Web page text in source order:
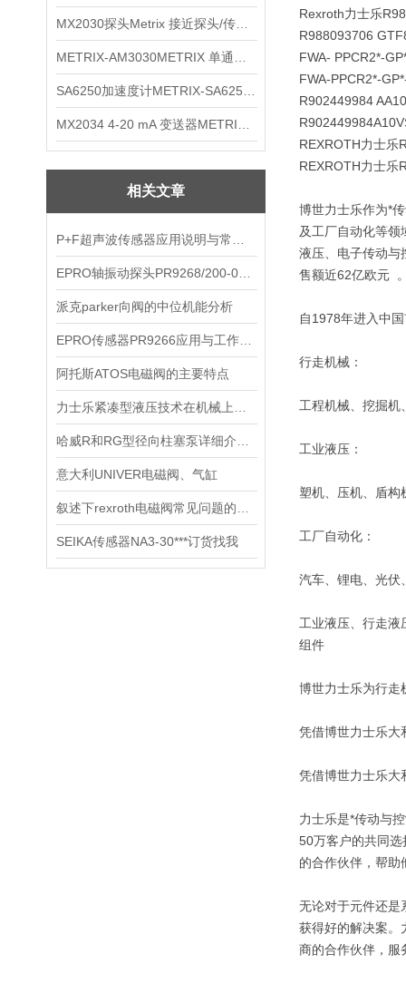
相关文章
派克parker向阀的中位机能分析
阿托斯ATOS电磁阀的主要特点
意大利UNIVER电磁阀、气缸
SEIKA传感器NA3-30***订货找我
Rexroth力士乐
R988093706
FWA- PPCR2*-
FWA-PPCR2*-
R902449984
REXROTH力士乐
REXROTH力士乐
博世力士乐作为*
及工厂自动化等领
液压、电子传动与
售额近62亿欧元
自1978年进入中
行走机械：
工程机械、挖掘机
工业液压：
塑机、压机、盾构
工厂自动化：
汽车、锂电、光伏
工业液压、行走液
组件
博世力士乐为行走
凭借博世力士乐大
凭借博世力士乐大
力士乐是*传动与
50万客户的共同
的合作伙伴，帮助
无论对于元件还是
获得好的解决案。
商的合作伙伴，服